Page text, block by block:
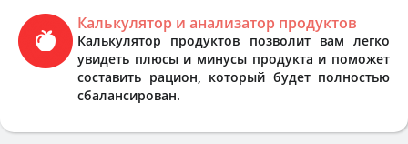
Калькулятор и анализатор продуктов
Калькулятор продуктов позволит вам легко
увидеть плюсы и минусы продукта и поможет
составить рацион, который будет полностью
сбалансирован.